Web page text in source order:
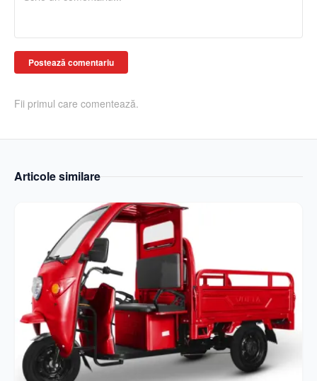
Postează comentariu
Fii primul care comentează.
Articole similare